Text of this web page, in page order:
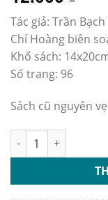
Tác giả: Trần
Chí Hoàng biên
Khổ sách:
Số trang: 96
Sách cũ nguyên
Lịch Sử Việt Nam